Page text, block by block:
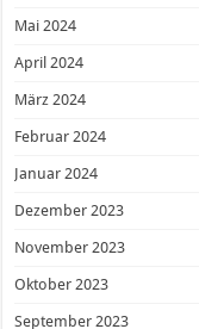
Mai 2024
April 2024
März 2024
Februar 2024
Januar 2024
Dezember 2023
November 2023
Oktober 2023
September 2023